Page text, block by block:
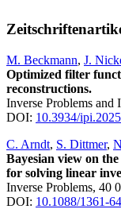
M. Beckmann, J.
Optimized filter
reconstructions.
Inverse Problems and
DOI: 10.3934/
C. Arndt, S. Dittmer,
Bayesian view on
for solving linear
Inverse Problems, 40
DOI: 10.1088/1361-